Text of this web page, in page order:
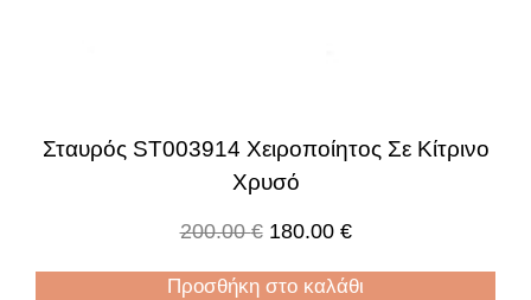
Σταυρός ST003914 Χειροποίητος Σε Κίτρινο
Χρυσό
200.00€ 180.00 €
Προσθήκη στο καλάθι